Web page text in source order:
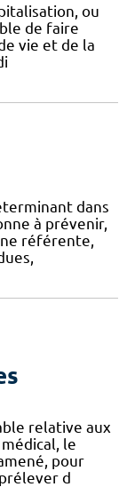
ou
de faire
vie et de la
dans
à prévenir,
référente,
relative aux
le
pour
d